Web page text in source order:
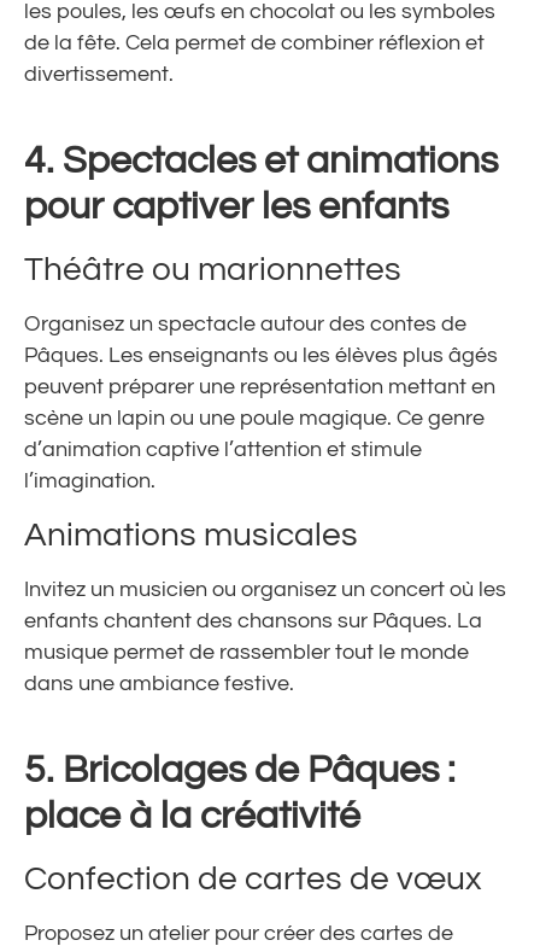
les poules, les œufs en chocolat ou les symboles
de la fête. Cela permet de combiner réflexion et
divertissement.
4. Spectacles et animations
pour captiver les enfants
Théâtre ou marionnettes
Organisez un spectacle autour des contes de
Pâques. Les enseignants ou les élèves plus âgés
peuvent préparer une représentation mettant en
scène un lapin ou une poule magique. Ce genre
d’animation captive l’attention et stimule
l’imagination.
Animations musicales
Invitez un musicien ou organisez un concert où les
enfants chantent des chansons sur Pâques. La
musique permet de rassembler tout le monde
dans une ambiance festive.
5. Bricolages de Pâques :
place à la créativité
Confection de cartes de vœux
Proposez un atelier pour créer des cartes de